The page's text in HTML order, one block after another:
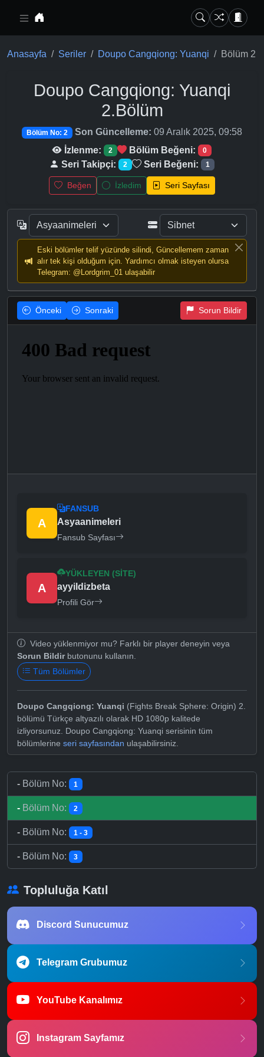
Anasayfa Seriler Doupo Cangqiong: Yuanqi Bölüm 2
Doupo Cangqiong: Yuanqi
2.Bölüm
Bölüm No: 2 Son Güncelleme: 09 Aralık 2025, 09:58
İzlenme:
2 Bölüm Beğeni: 0
Seri Takipçi: 2 Seri Beğeni: 1
Beğen İzledim Seri Sayfası
Eski bölümler telif yüzünde silindi, Güncellemem zaman
alır tek kişi olduğum için. Yardımcı olmak isteyen olursa
Telegram: @Lordgrim_01 ulaşabilir
Önceki Sonraki Sorun Bildir
A
FANSUB
Asyaanimeleri
Fansub Sayfası
A
YÜKLEYEN (SITE)
ayyildizbeta
Profili Gör
Video yüklenmiyor mu? Farklı bir player deneyin veya
Sorun Bildirbutonunu kullanın.
Tüm Bölümler
Doupo Cangqiong: Yuanqi (Fights Break Sphere: Origin) 2.
bölümü Türkçe altyazılı olarak HD 1080p kalitede
izliyorsunuz. Doupo Cangqiong: Yuanqi serisinin tüm
bölümlerine seri sayfasından ulaşabilirsiniz.
- Bölüm No: 1
- Bölüm No: 2
- Bölüm No: 1 - 3
- Bölüm No: 3
Topluluğa Katıl
Discord Sunucumuz
Telegram Grubumuz
YouTube Kanalımız
Instagram Sayfamız